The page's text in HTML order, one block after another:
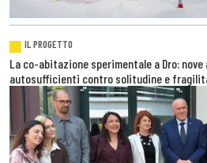
IL PROGETTO
La co-abitazione sperimentale a Dro:
autosufficienti contro solitudine e